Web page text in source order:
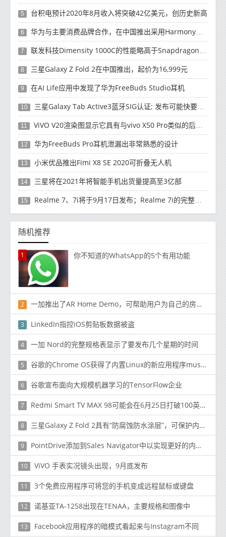
5 台积电预计2020年8月收入将突破42亿美元，创历史新高
6 华为与主要消费品牌合作，在中国推出采用HarmonyOS 2.0的智能家居产品
7 联发科技Dimensity 1000C的性能略高于Snapdragon 765G
8 三星Galaxy Z Fold 2在中国推出，起价为16,999元
9 在AI Life应用中发现了华为FreeBuds Studio耳机
10 三星Galaxy Tab Active3蓝牙SIG认证; 发布可能快要结束了
11 ViVO V20渲染图显示它具有与vivo X50 Pro类似的后部设计
12 华为FreeBuds Pro耳机泄漏出非常熟悉的设计
13 小米优品推出Fimi X8 SE 2020可折叠无人机
14 三星将在2021年将智能手机出货量提高至3亿部
15 Realme 7、7i将于9月17日发布；Realme 7i的完整规格并导致泄漏
随机推荐
1 你不知道的WhatsApp的5个有用功能
2 一加推出了AR Home Demo，可帮助用户为自己的房屋选择一加电视系列的尺寸
3 LinkedIn指控iOS剪贴板数据被盗
4 一加 Nord的完整规格表显示了要发布几个星期的时间
5 谷歌的Chrome OS获得了内置Linux的新应用程序muscle
6 谷歌宣布面向大规模机器学习的TensorFlow企业
7 Redmi Smart TV MAX 98可能会在6月25日打破100英寸电视在中国的销售记录Redmi Smart TV MAX 98可能会在6月25日打破100英寸电视在中国的销售记录
8 三星Galaxy Z Fold 2具有“防腐蚀防水涂层”，可保护内部组件
9 PointDrive添加到Sales Navigator中以实现更好的内容共享
10 ViVO 手表实况镜头出现，9月底发布
11 3个免费应用程序可将您的手机变成远程鼠标或键盘
12 诺基亚TA-1258出现在TENAA，主要规格和图像中
13 Facebook应用程序的暗模式看起来与Instagram不同